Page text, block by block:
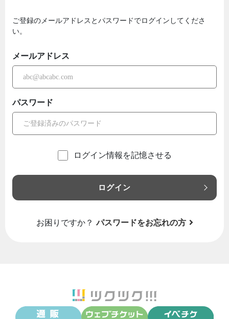
ご登録のメールアドレスとパスワードでログインしてくださ
い。
メールアドレス
パスワード
ログイン情報を記憶させる
ログイン
お困りですか？ パスワードをお忘れの方